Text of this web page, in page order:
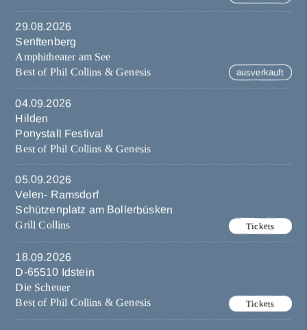
29.08.2026
Senftenberg
Amphitheater am See
Best of Phil Collins & Genesis
ausverkauft
04.09.2026
Hilden
Ponystall Festival
Best of Phil Collins & Genesis
05.09.2026
Velen- Ramsdorf
Schützenplatz am Bollerbüsken
Grill Collins
Tickets
18.09.2026
D-65510 Idstein
Die Scheuer
Best of Phil Collins & Genesis
Tickets